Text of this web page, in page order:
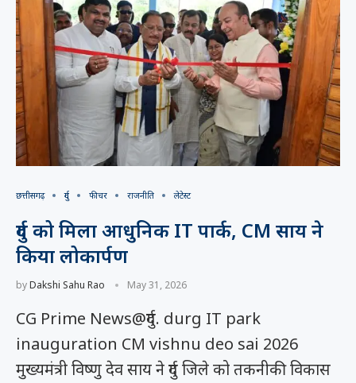
छत्तीसगढ़ दुर्ग फीचर राजनीति लेटेस्ट
दुर्ग को मिला आधुनिक IT पार्क, CM साय ने
किया लोकार्पण
byDakshi Sahu Rao May 31, 2026
CG Prime News@दुर्ग. durg IT park
inauguration CM vishnu deo sai 2026
मुख्यमंत्री विष्णु देव साय ने दुर्ग जिले को तकनीकी विकास